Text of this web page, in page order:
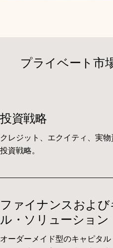
プライベート市
投資戦略
クレジット、エクイティ、実物
投資戦略。
ファイナンスおよび
ル・ソリューション
オーダーメイド型のキャピタ